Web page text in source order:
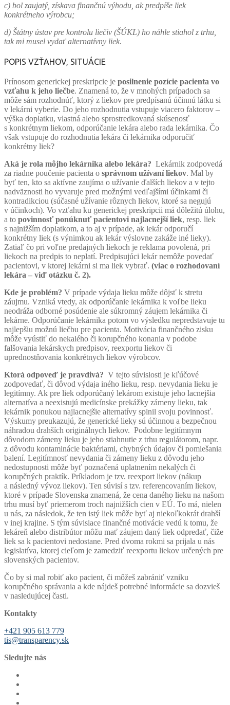
c) bol zaujatý, získava finančnú výhodu, ak predpíše liek
konkrétneho výrobcu;
d) Štátny ústav pre kontrolu liečiv (ŠÚKL) ho náhle stiahol z trhu,
tak mi musel vydať alternatívny liek.
POPIS VZŤAHOV, SITUÁCIE
Prínosom generickej preskripcie je posilnenie pozície pacienta vo
vzťahu k jeho liečbe. Znamená to, že v mnohých prípadoch sa
môže sám rozhodnúť, ktorý z liekov pre predpísanú účinnú látku si
v lekárni vyberie. Do jeho rozhodnutia vstupuje viacero faktorov –
výška doplatku, vlastná alebo sprostredkovaná skúsenosť
s konkrétnym liekom, odporúčanie lekára alebo rada lekárnika. Čo
však vstupuje do rozhodnutia lekára či lekárnika odporučiť
konkrétny liek?
Aká je rola môjho lekárnika alebo lekára? Lekárnik zodpovedá
za riadne poučenie pacienta o správnom užívaní liekov. Mal by
byť ten, kto sa aktívne zaujíma o užívanie ďalších liekov a v tejto
nadväznosti ho vyvaruje pred možnými vedľajšími účinkami či
kontradikciou (súčasné užívanie rôznych liekov, ktoré sa negujú
v účinkoch). Vo vzťahu ku generickej preskripcii má dôležitú úlohu,
a to povinnosť ponúknuť pacientovi najlacnejší liek, resp. liek
s najnižším doplatkom, a to aj v prípade, ak lekár odporučí
konkrétny liek (s výnimkou ak lekár výslovne zakáže iné lieky).
Zatiaľ čo pri voľne predajných liekoch je reklama povolená, pri
liekoch na predpis to neplatí. Predpisujúci lekár nemôže povedať
pacientovi, v ktorej lekárni si ma liek vybrať. (viac o rozhodovaní
lekára – viď otázku č. 2).
Kde je problém? V prípade výdaja lieku môže dôjsť k stretu
záujmu. Vzniká vtedy, ak odporúčanie lekárnika k voľbe lieku
neodráža odborné posúdenie ale súkromný záujem lekárnika či
lekárne. Odporúčanie lekárnika potom vo výsledku nepredstavuje tu
najlepšiu možnú liečbu pre pacienta. Motivácia finančného zisku
môže vyústiť do nekalého či korupčného konania v podobe
falšovania lekárskych predpisov, reexportu liekov či
uprednostňovania konkrétnych liekov výrobcov.
Ktorá odpoveď je pravdivá? V tejto súvislosti je kľúčové
zodpovedať, či dôvod výdaja iného lieku, resp. nevydania lieku je
legitímny. Ak pre liek odporúčaný lekárom existuje jeho lacnejšia
alternatíva a neexistujú medicínske prekážky zámeny lieku, tak
lekárnik ponukou najlacnejšie alternatívy splnil svoju povinnosť.
Výskumy preukazujú, že generické lieky sú účinnou a bezpečnou
náhradou drahších originálnych liekov. Podobne legitímnym
dôvodom zámeny lieku je jeho stiahnutie z trhu regulátorom, napr.
z dôvodu kontaminácie baktériami, chybných údajov či pomiešania
balení. Legitímnosť nevydania či zámeny lieku z dôvodu jeho
nedostupnosti môže byť poznačená uplatnením nekalých či
korupčných praktík. Príkladom je tzv. reexport liekov (nákup
a následný vývoz liekov). Ten súvisí s tzv. referencovaním liekov,
ktoré v prípade Slovenska znamená, že cena daného lieku na našom
trhu musí byť priemerom troch najnižších cien v EÚ. To má, nielen
u nás, za následok, že ten istý liek môže byť aj niekoľkokrát drahší
v inej krajine. S tým súvisiace finančné motivácie vedú k tomu, že
lekáreň alebo distribútor môžu mať záujem daný liek odpredať, čiže
liek sa k pacientovi nedostane. Pred dvoma rokmi sa prijala u nás
legislatíva, ktorej cieľom je zamedziť reexportu liekov určených pre
slovenských pacientov.
Čo by si mal robiť ako pacient, či môžeš zabrániť vzniku
korupčného správania a kde nájdeš potrebné informácie sa dozvieš
v nasledujúcej časti.
Kontakty
+421 905 613 779
tis@transparency.sk
Sledujte nás